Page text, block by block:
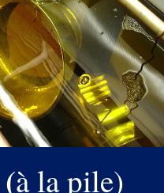
à la pile)